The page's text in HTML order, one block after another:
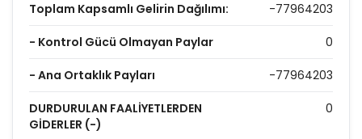
Toplam Kapsamlı Gelirin Dağılımı: -77964203
- Kontrol Gücü Olmayan Paylar 0
- Ana Ortaklık Payları -77964203
DURDURULAN FAALİYETLERDEN
GİDERLER (-)
0